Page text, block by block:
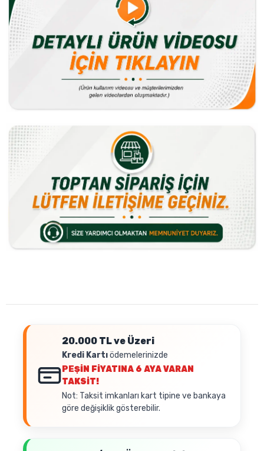
20.000 TL ve Üzeri
Kredi Kartıödemelerinizde
PEŞİN FİYATINA 6 AYA VARAN
TAKSİT!
Not: Taksit imkanları kart tipine ve bankaya
göre değişiklik gösterebilir.